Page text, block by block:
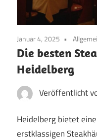
Januar 4, 2025
Die besten
Heidelberg
Veröffentlicht
Heidelberg bietet
erstklassigen